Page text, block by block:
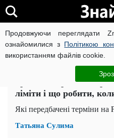
Продовжуючи переглядати
ознайомилися з Політикою
використанням файлів cookie.
ВІЙНА РОСІЇ ПРОТИ
Суспільство
Грошові перекази
ліміти і що робити,
Які передбачені терміни
Татьяна Сулима